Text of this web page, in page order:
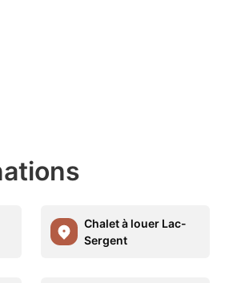
Chalet à louer Lac-
Sergent